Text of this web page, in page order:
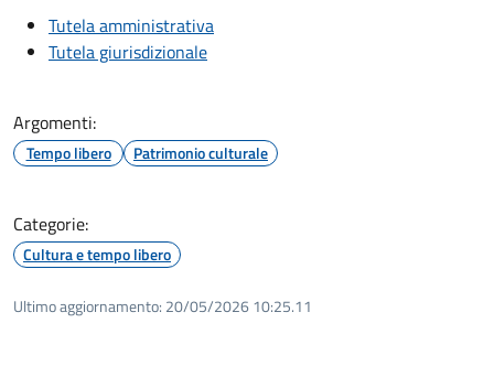
Tutela amministrativa
Tutela giurisdizionale
Argomenti:
Tempo libero Patrimonio culturale
Categorie:
Cultura e tempo libero
Ultimo aggiornamento: 20/05/2026 10:25.11